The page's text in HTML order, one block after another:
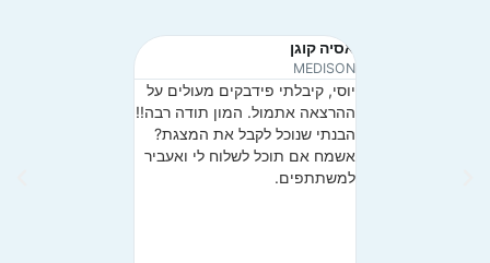
אסיה קוגן
MEDISON
יוסי, קיבלתי פידבקים מעולים על
ההרצאה אתמול. המון תודה רבה!!
הבנתי שנוכל לקבל את המצגת?
אשמח אם תוכל לשלוח לי ואעביר
למשתתפים.